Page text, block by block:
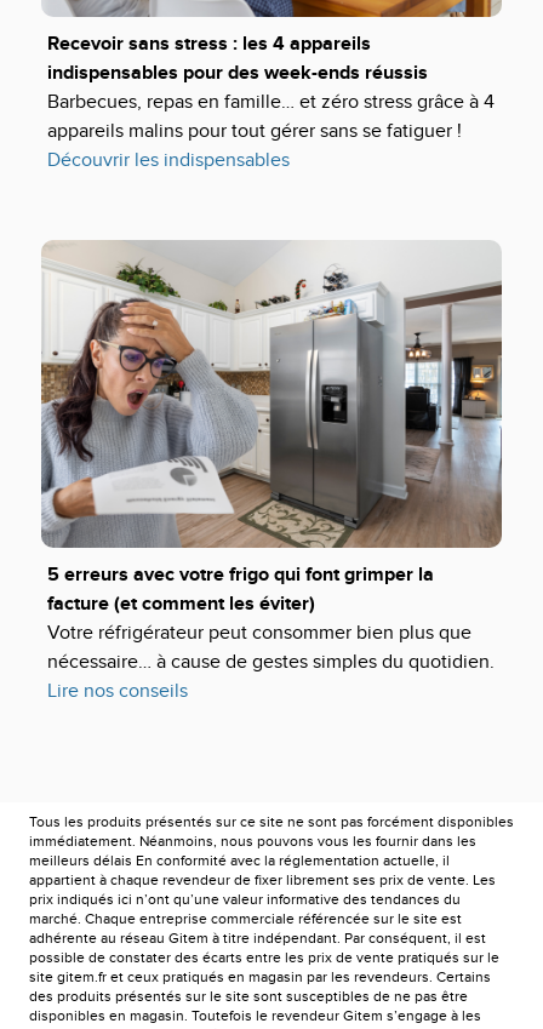
Recevoir sans stress : les 4 appareils
indispensables pour des week-ends réussis
Barbecues, repas en famille… et zéro stress grâce à 4
appareils malins pour tout gérer sans se fatiguer !
Découvrir les indispensables
5 erreurs avec votre frigo qui font grimper la
facture (et comment les éviter)
Votre réfrigérateur peut consommer bien plus que
nécessaire… à cause de gestes simples du quotidien.
Lire nos conseils
Tous les produits présentés sur ce site ne sont pas forcément disponibles
immédiatement. Néanmoins, nous pouvons vous les fournir dans les
meilleurs délais En conformité avec la réglementation actuelle, il
appartient à chaque revendeur de fixer librement ses prix de vente. Les
prix indiqués ici n’ont qu’une valeur informative des tendances du
marché. Chaque entreprise commerciale référencée sur le site est
adhérente au réseau Gitem à titre indépendant. Par conséquent, il est
possible de constater des écarts entre les prix de vente pratiqués sur le
site gitem.fr et ceux pratiqués en magasin par les revendeurs. Certains
des produits présentés sur le site sont susceptibles de ne pas être
disponibles en magasin. Toutefois le revendeur Gitem s’engage à les